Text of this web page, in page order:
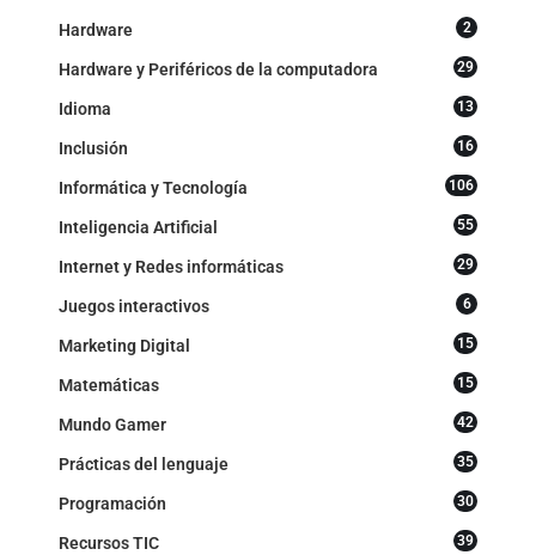
Hardware 2
Hardware y Periféricos de la computadora 29
Idioma 13
Inclusión 16
Informática y Tecnología 106
Inteligencia Artificial 55
Internet y Redes informáticas 29
Juegos interactivos 6
Marketing Digital 15
Matemáticas 15
Mundo Gamer 42
Prácticas del lenguaje 35
Programación 30
Recursos TIC 39